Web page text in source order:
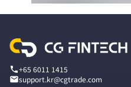
+65 6011 1415
support.kr@cgtrade.com